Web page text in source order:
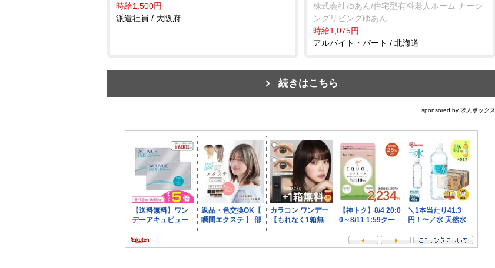
時給1,500円
派遣社員 / 大阪府
株式会社ゆあん/住宅型有料老人ホーム ナーシ
ングリビングゆあん
時給1,075円
アルバイト・パート / 北海道
続きはこちら
sponsored by 求人ボックス